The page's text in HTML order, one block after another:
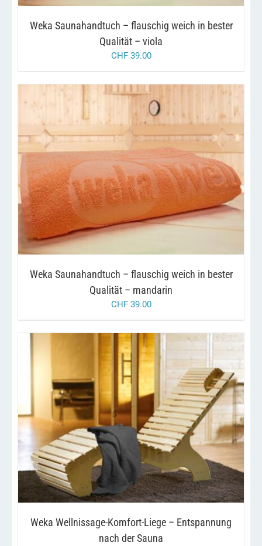
Weka Saunahandtuch – flauschig weich in bester
Qualität – viola
CHF39.00
IN DEN WARENKORB DETAILS
Weka Saunahandtuch – flauschig weich in bester
Qualität – mandarin
CHF39.00
IN DEN WARENKORB / DETAILS
Weka Wellnissage-Komfort-Liege – Entspannung
nach der Sauna